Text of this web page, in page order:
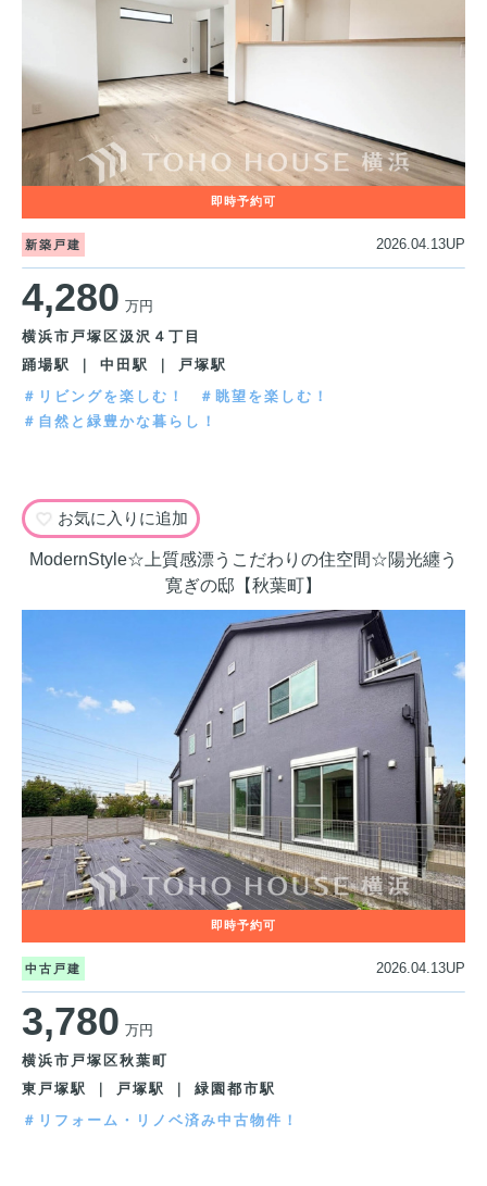
新築戸建 2026.04.13UP
4,280 万円
横浜市戸塚区汲沢４丁目
踊場駅 ｜ 中田駅 ｜ 戸塚駅
＃リビングを楽しむ！
＃眺望を楽しむ！
＃自然と緑豊かな暮らし！
お気に入りに追加
ModernStyle☆上質感漂うこだわりの住空間☆陽光纏う
寛ぎの邸【秋葉町】
中古戸建 2026.04.13UP
3,780 万円
横浜市戸塚区秋葉町
東戸塚駅 ｜ 戸塚駅 ｜ 緑園都市駅
＃リフォーム・リノベ済み中古物件！